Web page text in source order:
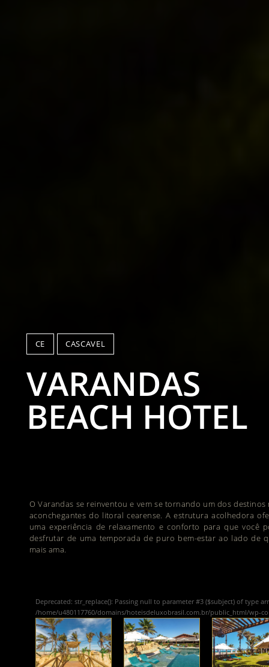
CE CASCAVEL
VARANDAS
BEACH HOTEL
O Varandas se reinventou e vem se tornando um dos destinos
aconchegantes do litoral cearense. A estrutura acolhedora
uma experiência de relaxamento e conforto para que você
desfrutar de uma temporada de puro bem-estar ao lado de
mais ama.
Deprecated: str_replace(): Passing null to parameter #3 ($subject) of type
/home/u480117760/domains/hoteisdeluxobrasil.com.br/public_html/wp-